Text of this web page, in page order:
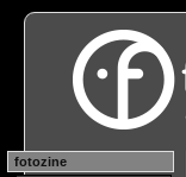
fotozine